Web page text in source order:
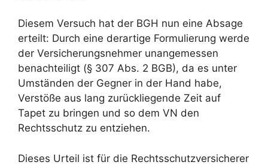
Diesem Versuch hat der BGH nun eine Absage
erteilt: Durch eine derartige Formulierung werde
der Versicherungsnehmer unangemessen
benachteiligt (§ 307 Abs. 2 BGB), da es unter
Umständen der Gegner in der Hand habe,
Verstöße aus lang zurückliegende Zeit auf
Tapet zu bringen und so dem VN den
Rechtsschutz zu entziehen.
Dieses Urteil ist für die Rechtsschutzversicherer